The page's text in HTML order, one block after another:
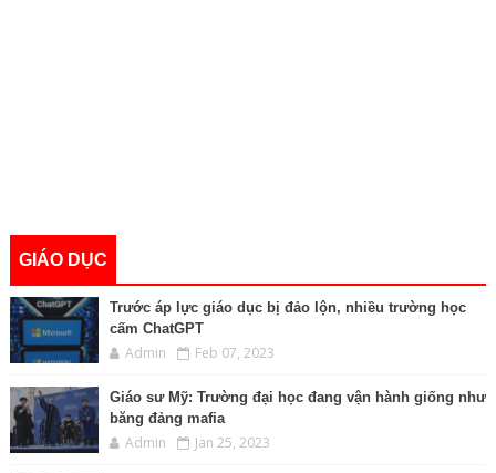
GIÁO DỤC
Trước áp lực giáo dục bị đảo lộn, nhiều trường học
cấm ChatGPT
Admin Feb 07, 2023
Giáo sư Mỹ: Trường đại học đang vận hành giống như
băng đảng mafia
Admin Jan 25, 2023